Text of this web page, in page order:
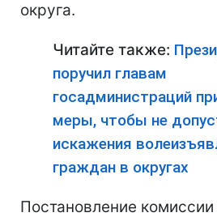
округа.
Читайте также:
поручил главам
госадминистраций
меры, чтобы не
искажения
граждан в округах
Постановление комиссии